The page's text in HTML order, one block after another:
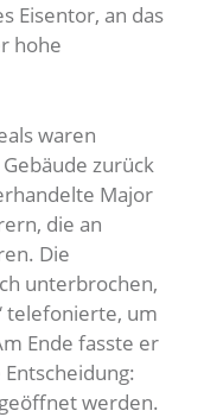
Eisentor, an das
hohe
waren
zurück
Major
die an
Die
unterbrochen,
telefonierte, um
Ende fasste er
werden.